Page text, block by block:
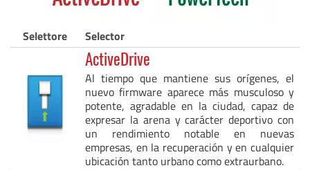
Selettore Selector
ActiveDrive
Al tiempo que mantiene sus orígenes, el
nuevo firmware aparece más musculoso y
potente, agradable en la ciudad, capaz de
expresar la arena y carácter deportivo con
un rendimiento notable en nuevas
empresas, en la recuperación y en cualquier
ubicación tanto urbano como extraurbano.